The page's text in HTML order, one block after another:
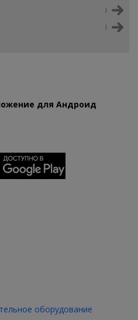
для Андроид
оборудование